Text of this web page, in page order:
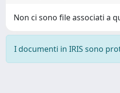
Non ci sono file associati a
I documenti in IRIS sono